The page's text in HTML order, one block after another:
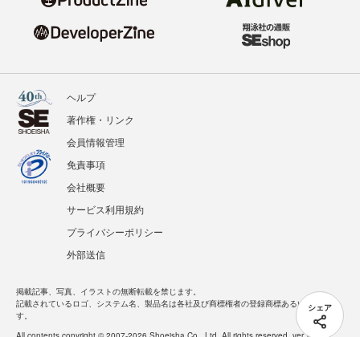
シェア
ヘルプ
著作権・リンク
会員情報管理
免責事項
会社概要
サービス利用規約
プライバシーポリシー
外部送信
掲載記事、写真、イラストの無断転載を禁じます。
記載されているロゴ、システム名、製品名は各社及び商標権者の登録商標あるいは商標で
す。